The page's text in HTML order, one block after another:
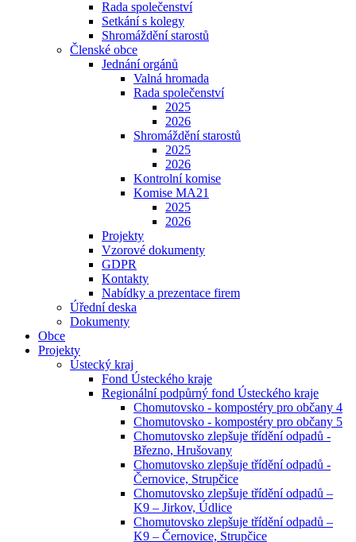
Rada společenství
Setkání s kolegy
Shromáždění starostů
Členské obce
Jednání orgánů
Valná hromada
Rada společenství
2025
2026
Shromáždění starostů
2025
2026
Kontrolní komise
Komise MA21
2025
2026
Projekty
Vzorové dokumenty
GDPR
Kontakty
Nabídky a prezentace firem
Úřední deska
Dokumenty
Obce
Projekty
Ústecký kraj
Fond Ústeckého kraje
Regionální podpůrný fond Ústeckého kraje
Chomutovsko - kompostéry pro občany 4
Chomutovsko - kompostéry pro občany 5
Chomutovsko zlepšuje třídění odpadů -
Březno, Hrušovany
Chomutovsko zlepšuje třídění odpadů -
Černovice, Strupčice
Chomutovsko zlepšuje třídění odpadů –
K9 – Jirkov, Údlice
Chomutovsko zlepšuje třídění odpadů –
K9 – Černovice, Strupčice